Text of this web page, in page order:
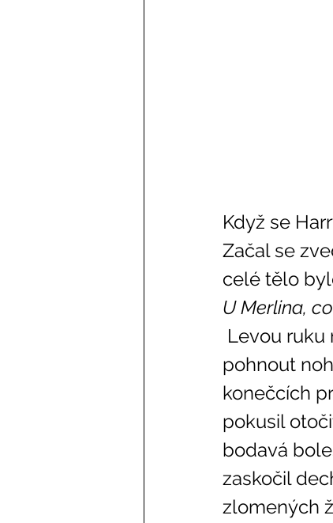
Když se
Začal se
celé tělo
U Merlina,
pohnout
konečcích
pokusil
bodavá
zaskočil
zlomených